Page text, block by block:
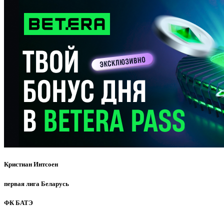
Кристиан Интсоен
первая лига Беларусь
ФК БАТЭ